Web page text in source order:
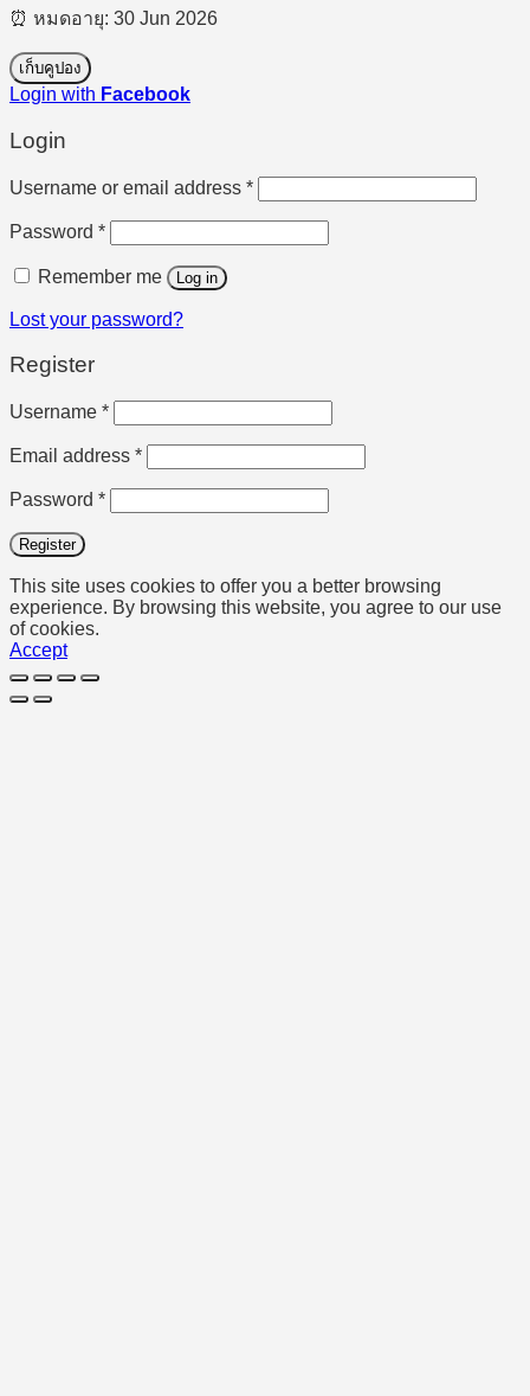
⏰ หมดอายุ: 30 Jun 2026
เก็บคูปอง
Login with Facebook
Login
Username or email address *Required
Password *Required
Remember me Log in
Lost your password?
Register
Username *Required
Email address *Required
Password *Required
Register
This site uses cookies to offer you a better browsing
experience. By browsing this website, you agree to our use
of cookies.
Accept